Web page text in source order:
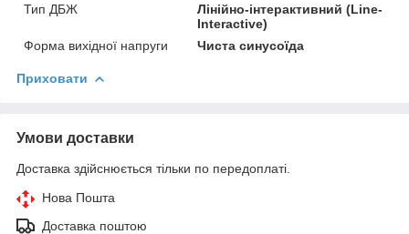
Тип ДБЖ
Лінійно-інтерактивний (Line-
Interactive)
Форма вихідної напруги
Чиста синусоїда
Приховати
Умови доставки
Доставка здійснюється тільки по передоплаті.
Нова Пошта
Доставка поштою